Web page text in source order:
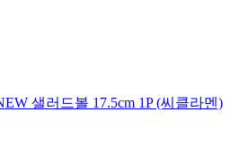
샐러드볼 17.5cm 1P (씨클라멘)